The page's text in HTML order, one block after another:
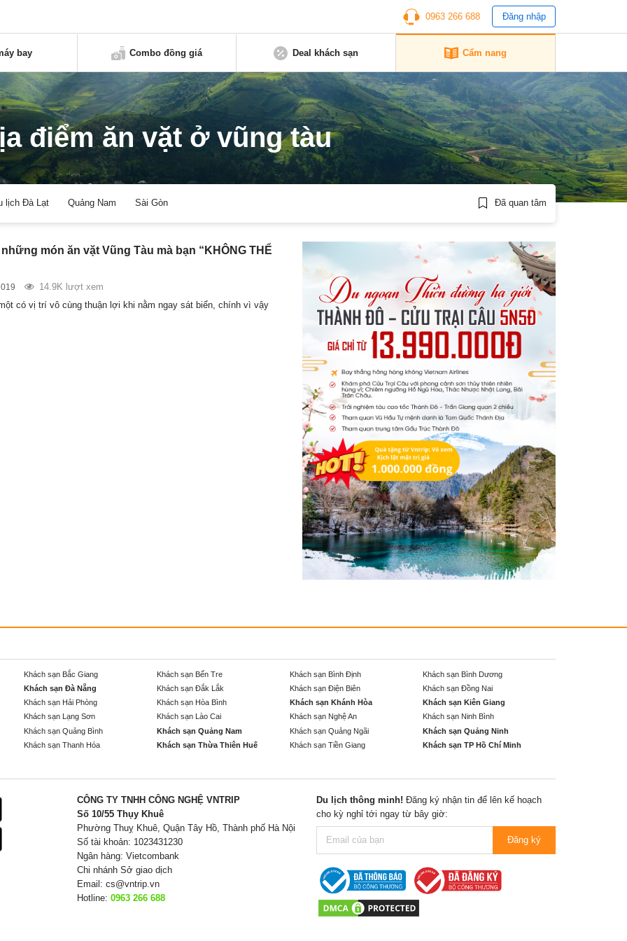
0963 266 688 Đăng nhập
bay Combo đồng giá Deal khách sạn Cẩm nang
điểm ăn vặt ở vũng tàu
lịch Đà Lạt Quảng Nam Sài Gòn Đã quan tâm
món ăn vặt Vũng Tàu mà bạn “KHÔNG THỂ
14.9K lượt xem
có vị trí vô cùng thuận lợi khi nằm ngay sát biển, chính vì vậy
Khách sạn Bắc Giang Khách sạn Bến Tre Khách sạn Bình Định
Khách sạn Bình Dương
Khách sạn Đà Nẵng
Khách sạn Đắk Lắk Khách sạn Điện Biên
Khách sạn Đồng Nai
Khách sạn Hải Phòng
Khách sạn Hòa Bình Khách sạn Khánh Hòa
Khách sạn Kiên Giang
Khách sạn Lạng Sơn
Khách sạn Lào Cai Khách sạn Nghệ An
Khách sạn Ninh Bình
Khách sạn Quảng Bình
Khách sạn Quảng Nam Khách sạn Quảng Ngãi
Khách sạn Quảng Ninh
Khách sạn Thanh Hóa
Khách sạn Thừa Thiên Huế Khách sạn Tiền Giang Khách sạn TP Hồ Chí Minh
CÔNG TY TNHH CÔNG NGHỆ VNTRIP
Số 10/55 Thụy Khuê
Phường Thuỵ Khuê, Quận Tây Hồ, Thành phố Hà Nội
Số tài khoản: 1023431230
Ngân hàng: Vietcombank
Chi nhánh Sở giao dịch
Email: cs@vntrip.vn
Hotline: 0963 266 688
Du lịch thông minh! Đăng ký nhận tin để lên kế hoạch
cho kỳ nghỉ tới ngay từ bây giờ:
Đăng ký